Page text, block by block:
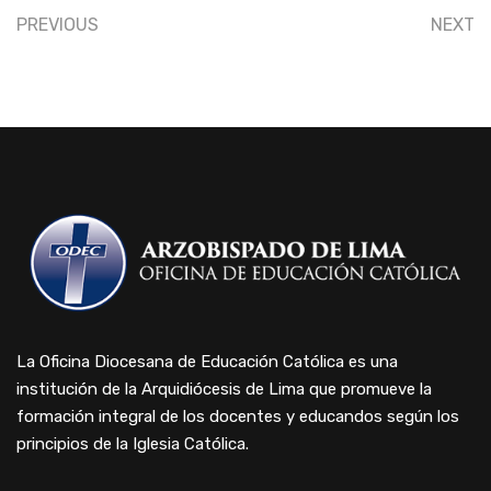
PREVIOUS NEXT
La Oficina Diocesana de Educación Católica es una
institución de la Arquidiócesis de Lima que promueve la
formación integral de los docentes y educandos según los
principios de la Iglesia Católica.